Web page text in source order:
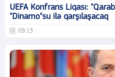
UEFA Konfrans Liqası:
"Dinamo"su ilə qarşılaşacaq
09:13